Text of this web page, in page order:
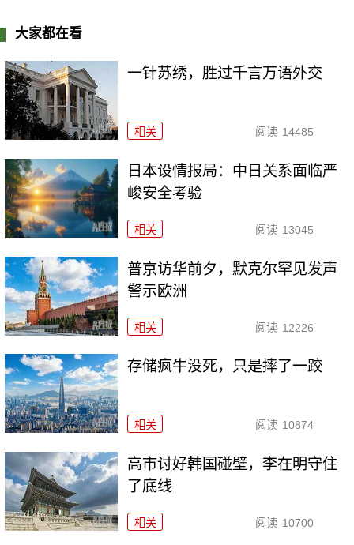
大家都在看
一针苏绣，胜过千言万语外交
相关 阅读 14485
日本设情报局：中日关系面临严
峻安全考验
相关 阅读 13045
普京访华前夕，默克尔罕见发声
警示欧洲
相关 阅读 12226
存储疯牛没死，只是摔了一跤
相关 阅读 10874
高市讨好韩国碰壁，李在明守住
了底线
相关 阅读 10700